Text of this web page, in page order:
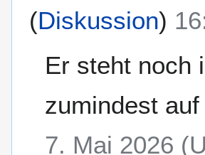
(Diskussion)
Er steht noch
zumindest
7. Mai 2026